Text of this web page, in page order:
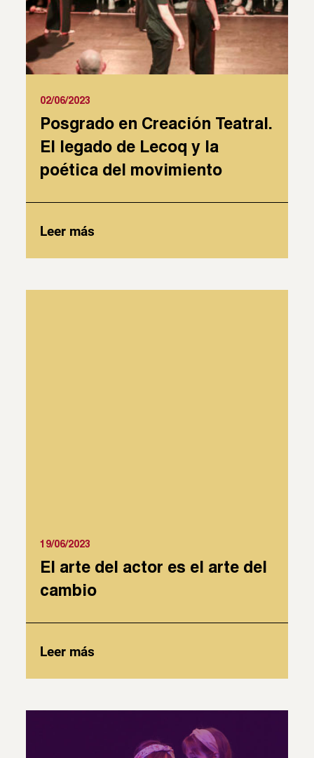
02/06/2023
Posgrado en Creación Teatral.
El legado de Lecoq y la
poética del movimiento
Leer más
19/06/2023
El arte del actor es el arte del
cambio
Leer más